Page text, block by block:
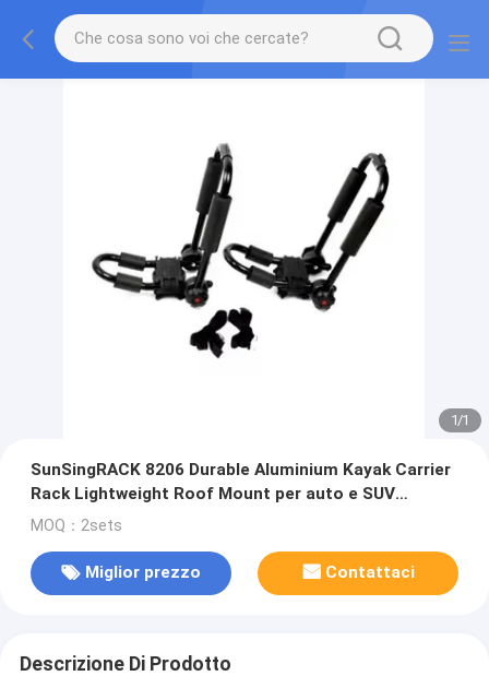
1/1
SunSingRACK 8206 Durable Aluminium Kayak Carrier
Rack Lightweight Roof Mount per auto e SUV
Universale per bagagli
MOQ：2sets
Miglior prezzo Contattaci
Descrizione Di Prodotto